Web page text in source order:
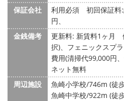
保証会社
利用必須 初回保証料:
円、
金銭備考
更新料: 新賃料1ヶ月
択)、フェニックスプ
費用(清掃代99,000円
ネット無料
周辺施設
魚崎小学校/746m (徒
魚崎中学校/922m (徒